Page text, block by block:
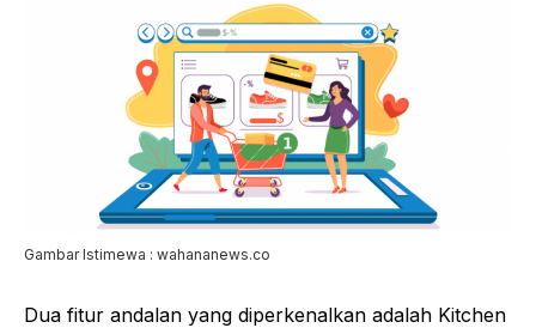
Gambar Istimewa : wahananews.co
Dua fitur andalan yang diperkenalkan adalah Kitchen